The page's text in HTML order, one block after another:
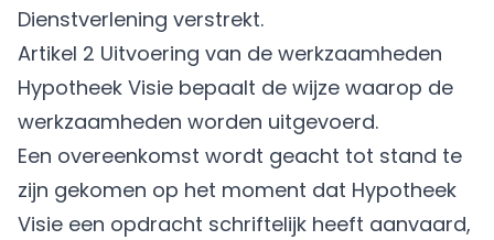
Dienstverlening verstrekt.
Artikel 2 Uitvoering van de werkzaamheden
Hypotheek Visie bepaalt de wijze waarop de
werkzaamheden worden uitgevoerd.
Een overeenkomst wordt geacht tot stand te
zijn gekomen op het moment dat Hypotheek
Visie een opdracht schriftelijk heeft aanvaard,